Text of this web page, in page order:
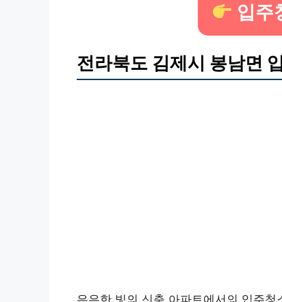
입주
전라북도 김제시 봉남면